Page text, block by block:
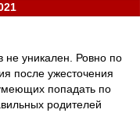
не уникален. Ровно по
после ужесточения
попадать по
родителей